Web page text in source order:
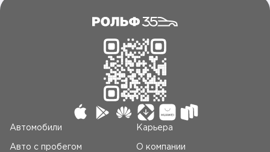
Автомобили
Авто c пробегом
Карьера
О компании